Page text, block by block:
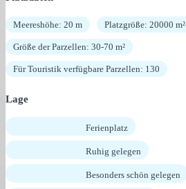
Meereshöhe: 20 m Platzgröße: 20000 m²
Größe der Parzellen: 30-70 m²
Für Touristik verfügbare Parzellen: 130
Lage
Ferienplatz
Ruhig gelegen
Besonders schön gelegen